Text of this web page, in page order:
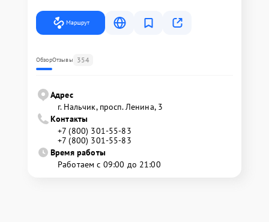
Маршрут
ОбзорОтзывы 354
Адрес
г. Нальчик, просп. Ленина, 3
Контакты
+7 (800) 301-55-83
+7 (800) 301-55-83
Время работы
Работаем с 09:00 до 21:00